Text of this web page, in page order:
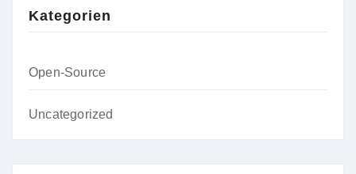
Kategorien
Open-Source
Uncategorized